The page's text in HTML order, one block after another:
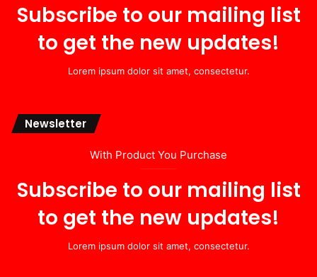
Subscribe to our mailing list
to get the new updates!
Lorem ipsum dolor sit amet, consectetur.
Newsletter
With Product You Purchase
Subscribe to our mailing list
to get the new updates!
Lorem ipsum dolor sit amet, consectetur.